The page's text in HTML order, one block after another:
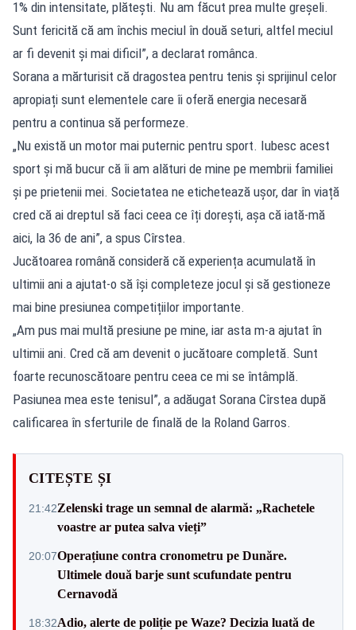
1% din intensitate, plătești. Nu am făcut prea multe greșeli.
Sunt fericită că am închis meciul în două seturi, altfel meciul
ar fi devenit și mai dificil”, a declarat românca.
Sorana a mărturisit că dragostea pentru tenis și sprijinul celor
apropiați sunt elementele care îi oferă energia necesară
pentru a continua să performeze.
„Nu există un motor mai puternic pentru sport. Iubesc acest
sport și mă bucur că îi am alături de mine pe membrii familiei
și pe prietenii mei. Societatea ne etichetează ușor, dar în viață
cred că ai dreptul să faci ceea ce îți dorești, așa că iată-mă
aici, la 36 de ani”, a spus Cîrstea.
Jucătoarea română consideră că experiența acumulată în
ultimii ani a ajutat-o să își completeze jocul și să gestioneze
mai bine presiunea competițiilor importante.
„Am pus mai multă presiune pe mine, iar asta m-a ajutat în
ultimii ani. Cred că am devenit o jucătoare completă. Sunt
foarte recunoscătoare pentru ceea ce mi se întâmplă.
Pasiunea mea este tenisul”, a adăugat Sorana Cîrstea după
calificarea în sferturile de finală de la Roland Garros.
CITEȘTE ȘI
21:42Zelenski trage un semnal de alarmă: „Rachetele
voastre ar putea salva vieți”
20:07Operațiune contra cronometru pe Dunăre.
Ultimele două barje sunt scufundate pentru
Cernavodă
18:32Adio, alerte de poliție pe Waze? Decizia luată de